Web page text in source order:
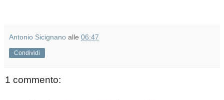
Antonio Sicignano alle 06:47
Condividi
1 commento: